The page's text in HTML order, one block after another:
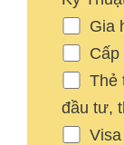
Gia
Cấp
Thẻ
đầu tư,